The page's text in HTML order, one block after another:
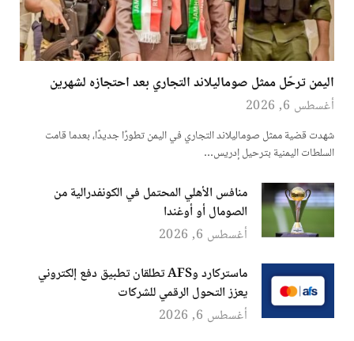
اليمن ترحّل ممثل صوماليلاند التجاري بعد احتجازه لشهرين
أغسطس 6, 2026
شهدت قضية ممثل صوماليلاند التجاري في اليمن تطورًا جديدًا، بعدما قامت
السلطات اليمنية بترحيل إدريس…
منافس الأهلي المحتمل في الكونفدرالية من
الصومال أو أوغندا
أغسطس 6, 2026
ماستركارد وAFS تطلقان تطبيق دفع إلكتروني
يعزز التحول الرقمي للشركات
أغسطس 6, 2026